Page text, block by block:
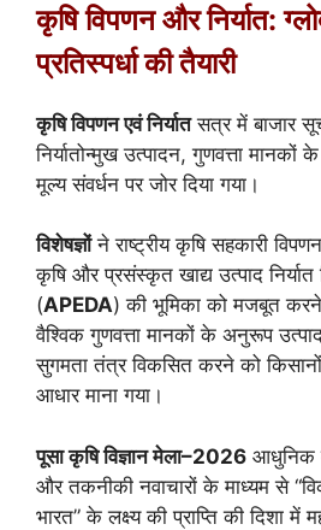
कृषि विपणन और निर्यात:
प्रतिस्पर्धा की तैयारी
कृषि विपणन एवं निर्यातसत्र में बाजार
निर्यातोन्मुख उत्पादन, गुणवत्ता
मूल्य संवर्धन पर जोर दिया गया।
विशेषज्ञोंनेराष्ट्रीय कृषि सहकारी
कृषि और प्रसंस्कृत खाद्य उत्पाद निर्यात
(APEDA) की भूमिका को मजबूत
वैश्विक गुणवत्ता मानकों के अनुरूप
सुगमता तंत्र विकसित करने को
आधार माना गया।
पूसा कृषि विज्ञान मेला–2026 आधुनिक
और तकनीकी नवाचारों के माध्यम से
भारत” के लक्ष्य की प्राप्ति की दिशा में